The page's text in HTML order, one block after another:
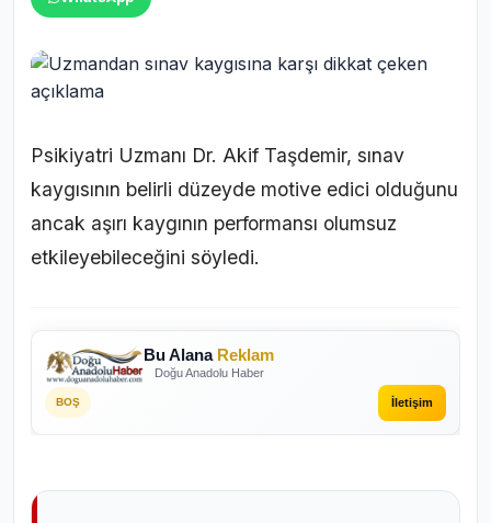
Psikiyatri Uzmanı Dr. Akif Taşdemir, sınav
kaygısının belirli düzeyde motive edici olduğunu
ancak aşırı kaygının performansı olumsuz
etkileyebileceğini söyledi.
Bu Alana Reklam
Doğu Anadolu Haber
BOŞ İletişim